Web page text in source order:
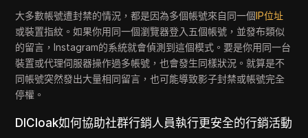
大多數帳號遭封禁的情況，都是因為多個帳號來自同一個IP位址
或裝置指紋。如果你用同一個瀏覽器登入五個帳號，並發布類似
的留言，Instagram的系統就會偵測到這個模式。要是你用同一台
裝置或代理伺服器操作過多帳號，也會發生同樣狀況。就算是不
同帳號突然發出大量相同留言，也可能導致影子封禁或帳號完全
停權。
DICloak如何協助社群行銷人員執行更安全的行銷活動